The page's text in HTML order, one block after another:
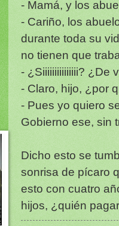
- Mamá, y los
- Cariño, los
durante toda su
no tienen que
- ¿Siiiiiiiiiiiiiii? ¿De
- Claro, hijo, ¿por
- Pues yo quiero
Gobierno ese, sin
Dicho esto se
sonrisa de pícaro
esto con cuatro
hijos, ¿quién